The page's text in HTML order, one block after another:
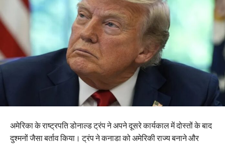
अमेरिका के राष्ट्रपति डोनाल्ड ट्रंप ने अपने दूसरे कार्यकाल में दोस्तों के बाद
दुश्मनों जैसा बर्ताव किया। ट्रंप ने कनाडा को अमेरिकी राज्य बनाने और